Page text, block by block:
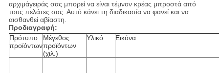
αρχιμάγειράς σας μπορεί να είναι τέμνον κρέας μπροστά από
τους πελάτες σας. Αυτό κάνει τη διαδικασία να φανεί και να
αισθανθεί αβίαστη.
Προδιαγραφή:
Πρότυπο
προϊόντων
Μέγεθος
προϊόντων
(χιλ.)
Υλικό Εικόνα